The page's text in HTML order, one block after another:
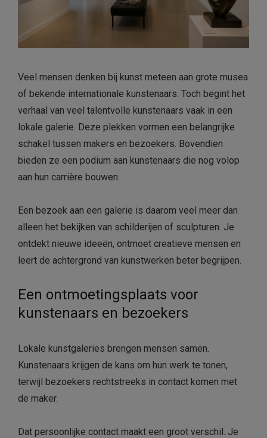
Veel mensen denken bij kunst meteen aan grote musea
of bekende internationale kunstenaars. Toch begint het
verhaal van veel talentvolle kunstenaars vaak in een
lokale galerie. Deze plekken vormen een belangrijke
schakel tussen makers en bezoekers. Bovendien
bieden ze een podium aan kunstenaars die nog volop
aan hun carrière bouwen.
Een bezoek aan een galerie is daarom veel meer dan
alleen het bekijken van schilderijen of sculpturen. Je
ontdekt nieuwe ideeën, ontmoet creatieve mensen en
leert de achtergrond van kunstwerken beter begrijpen.
Een ontmoetingsplaats voor
kunstenaars en bezoekers
Lokale kunstgaleries brengen mensen samen.
Kunstenaars krijgen de kans om hun werk te tonen,
terwijl bezoekers rechtstreeks in contact komen met
de maker.
Dat persoonlijke contact maakt een groot verschil. Je